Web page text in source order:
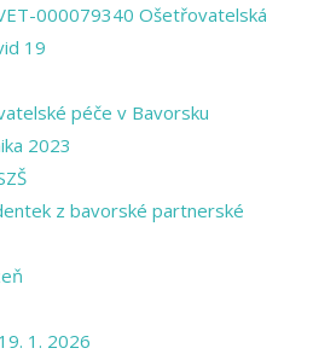
000079340 Ošetřovatelská
19
péče v Bavorsku
2023
z bavorské partnerské
1. 2026